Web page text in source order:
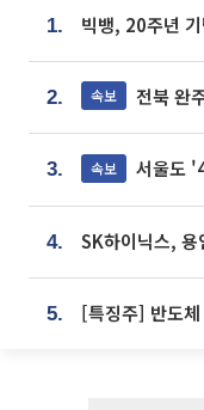
1.
2. 속보 전북 완
3. 속보 서울도
4.
5.